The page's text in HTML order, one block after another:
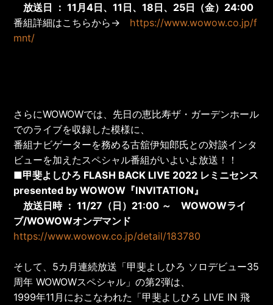
放送日 ： 11月4日、11日、18日、25日（金）24:00
番組詳細はこちらから→ https://www.wowow.co.jp/f
mnt/
さらにWOWOWでは、先日の恵比寿ザ・ガーデンホール
でのライブを収録した模様に、
番組ナビゲーターを務める古舘伊知郎氏との対談インタ
ビューを加えたスペシャル番組がいよいよ放送！！
■甲斐よしひろ FLASH BACK LIVE 2022 レミニセンス
presented by WOWOW『INVITATION』
放送日時 ： 11/27（日）21:00 ～ WOWOWライ
ブ/WOWOWオンデマンド
https://www.wowow.co.jp/detail/183780
そして、5カ月連続放送「甲斐よしひろ ソロデビュー35
周年 WOWOWスペシャル」の第2弾は、
1999年11月におこなわれた「甲斐よしひろ LIVE IN 飛